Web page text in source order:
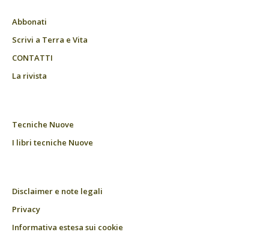
Abbonati
Scrivi a Terra e Vita
CONTATTI
La rivista
Tecniche Nuove
I libri tecniche Nuove
Disclaimer e note legali
Privacy
Informativa estesa sui cookie